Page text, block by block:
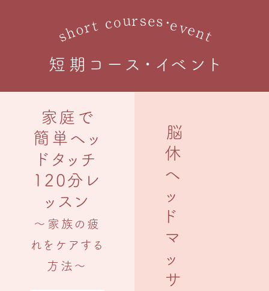
s
hort courses・even
t
短期コース・イベント
家庭で
簡単ヘッ
ドタッチ
120分レ
ッスン
〜家族の疲
れをケアする
方法〜
脳
休
ヘ
ッ
ド
マ
ッ
サ